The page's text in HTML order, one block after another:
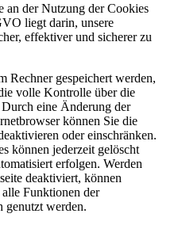
an der Nutzung der Cookies
liegt darin, unsere
effektiver und sicherer zu
Rechner gespeichert werden,
volle Kontrolle über die
eine Änderung der
können Sie die
oder einschränken.
können jederzeit gelöscht
erfolgen. Werden
deaktiviert, können
Funktionen der
genutzt werden.